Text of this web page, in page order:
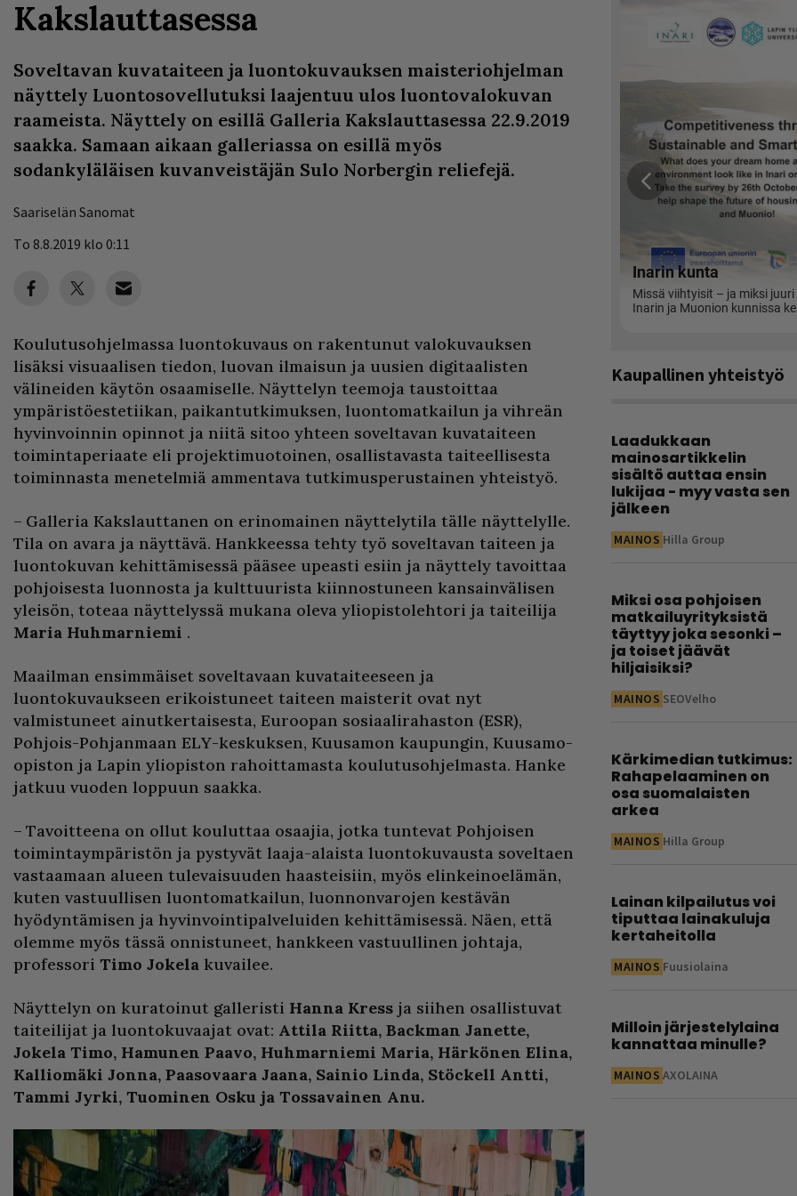
Kakslauttasessa
Soveltavan kuvataiteen ja luontokuvauksen maisteriohjelman
näyttely Luontosovellutuksi laajentuu ulos luontovalokuvan
raameista. Näyttely on esillä Galleria Kakslauttasessa 22.9.2019
saakka. Samaan aikaan galleriassa on esillä myös
sodankyläläisen kuvanveistäjän Sulo Norbergin reliefejä.
Saariselän Sanomat
To 8.8.2019 klo 0:11
Koulutusohjelmassa luontokuvaus on rakentunut valokuvauksen
lisäksi visuaalisen tiedon, luovan ilmaisun ja uusien digitaalisten
välineiden käytön osaamiselle. Näyttelyn teemoja taustoittaa
ympäristöestetiikan, paikantutkimuksen, luontomatkailun ja vihreän
hyvinvoinnin opinnot ja niitä sitoo yhteen soveltavan kuvataiteen
toimintaperiaate eli projektimuotoinen, osallistavasta taiteellisesta
toiminnasta menetelmiä ammentava tutkimusperustainen yhteistyö.
– Galleria Kakslauttanen on erinomainen näyttelytila tälle näyttelylle.
Tila on avara ja näyttävä. Hankkeessa tehty työ soveltavan taiteen ja
luontokuvan kehittämisessä pääsee upeasti esiin ja näyttely tavoittaa
pohjoisesta luonnosta ja kulttuurista kiinnostuneen kansainvälisen
yleisön, toteaa näyttelyssä mukana oleva yliopistolehtori ja taiteilija
Maria Huhmarniemi .
Maailman ensimmäiset soveltavaan kuvataiteeseen ja
luontokuvaukseen erikoistuneet taiteen maisterit ovat nyt
valmistuneet ainutkertaisesta, Euroopan sosiaalirahaston (ESR),
Pohjois-Pohjanmaan ELY-keskuksen, Kuusamon kaupungin, Kuusamo-
opiston ja Lapin yliopiston rahoittamasta koulutusohjelmasta. Hanke
jatkuu vuoden loppuun saakka.
– Tavoitteena on ollut kouluttaa osaajia, jotka tuntevat Pohjoisen
toimintaympäristön ja pystyvät laaja-alaista luontokuvausta soveltaen
vastaamaan alueen tulevaisuuden haasteisiin, myös elinkeinoelämän,
kuten vastuullisen luontomatkailun, luonnonvarojen kestävän
hyödyntämisen ja hyvinvointipalveluiden kehittämisessä. Näen, että
olemme myös tässä onnistuneet, hankkeen vastuullinen johtaja,
professori Timo Jokela kuvailee.
Näyttelyn on kuratoinut galleristi Hanna Kress ja siihen osallistuvat
taiteilijat ja luontokuvaajat ovat: Attila Riitta, Backman Janette,
Jokela Timo, Hamunen Paavo, Huhmarniemi Maria, Härkönen Elina,
Kalliomäki Jonna, Paasovaara Jaana, Sainio Linda, Stöckell Antti,
Tammi Jyrki, Tuominen Osku ja Tossavainen Anu.
Kaupallinen yhteistyö
Laadukkaan
mainosartikkelin
sisältö auttaa ensin
lukijaa - myy vasta sen
jälkeen
MAINOS Hilla Group
Miksi osa pohjoisen
matkailuyrityksistä
täyttyy joka sesonki –
ja toiset jäävät
hiljaisiksi?
MAINOS SEOVelho
Kärkimedian tutkimus:
Rahapelaaminen on
osa suomalaisten
arkea
MAINOS Hilla Group
Lainan kilpailutus voi
tiputtaa lainakuluja
kertaheitolla
MAINOS Fuusiolaina
Milloin järjestelylaina
kannattaa minulle?
MAINOS AXOLAINA